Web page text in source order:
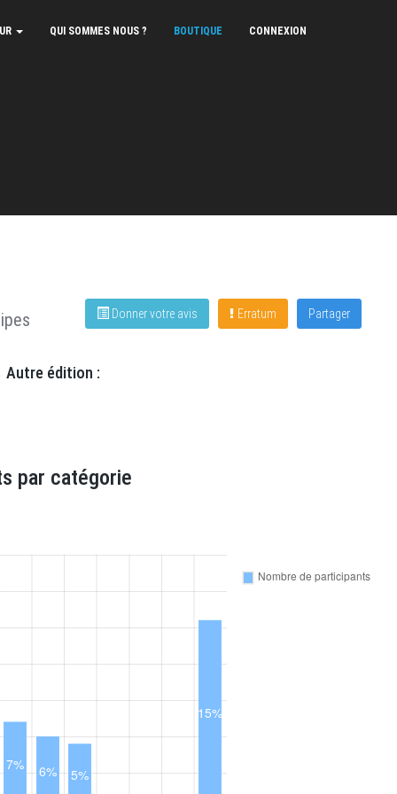
QUI SOMMES NOUS ? BOUTIQUE CONNEXION
Partager
Erratum
Donner votre avis
Autre édition :
par catégorie